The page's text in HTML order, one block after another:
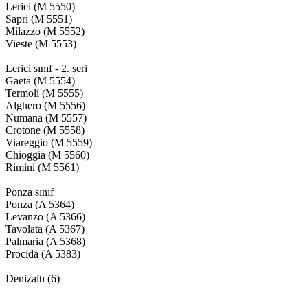
Lerici (M 5550)
Sapri (M 5551)
Milazzo (M 5552)
Vieste (M 5553)
Lerici sınıf - 2. seri
Gaeta (M 5554)
Termoli (M 5555)
Alghero (M 5556)
Numana (M 5557)
Crotone (M 5558)
Viareggio (M 5559)
Chioggia (M 5560)
Rimini (M 5561)
Ponza sınıf
Ponza (A 5364)
Levanzo (A 5366)
Tavolata (A 5367)
Palmaria (A 5368)
Procida (A 5383)
Denizaltı (6)